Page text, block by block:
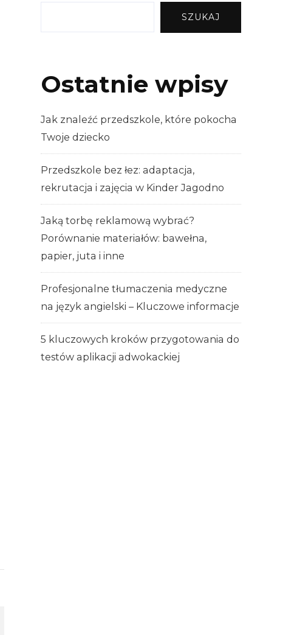
SZUKAJ
Ostatnie wpisy
Jak znaleźć przedszkole, które pokocha
Twoje dziecko
Przedszkole bez łez: adaptacja,
rekrutacja i zajęcia w Kinder Jagodno
Jaką torbę reklamową wybrać?
Porównanie materiałów: bawełna,
papier, juta i inne
Profesjonalne tłumaczenia medyczne
na język angielski – Kluczowe informacje
5 kluczowych kroków przygotowania do
testów aplikacji adwokackiej